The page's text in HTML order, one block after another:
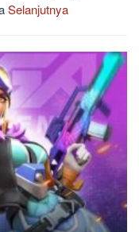
Selanjutnya